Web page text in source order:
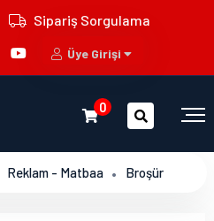
Sipariş Sorgulama
Üye Girişi
0
Reklam - Matbaa Broşür